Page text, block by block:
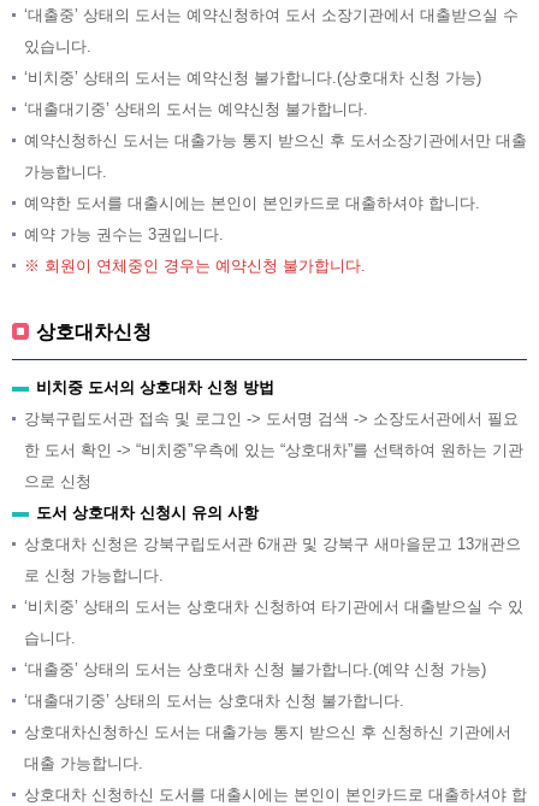
‘대출중’ 상태의 도서는 예약신청하여 도서 소장기관에서 대출받으실 수
있습니다.
‘비치중’ 상태의 도서는 예약신청 불가합니다.(상호대차 신청 가능)
‘대출대기중’ 상태의 도서는 예약신청 불가합니다.
예약신청하신 도서는 대출가능 통지 받으신 후 도서소장기관에서만 대출
가능합니다.
예약한 도서를 대출시에는 본인이 본인카드로 대출하셔야 합니다.
예약 가능 권수는 3권입니다.
※ 회원이 연체중인 경우는 예약신청 불가합니다.
상호대차신청
비치중 도서의 상호대차 신청 방법
강북구립도서관 접속 및 로그인 -> 도서명 검색 -> 소장도서관에서 필요
한 도서 확인 -> “비치중”우측에 있는 “상호대차”를 선택하여 원하는 기관
으로 신청
도서 상호대차 신청시 유의 사항
상호대차 신청은 강북구립도서관 6개관 및 강북구 새마을문고 13개관으
로 신청 가능합니다.
‘비치중’ 상태의 도서는 상호대차 신청하여 타기관에서 대출받으실 수 있
습니다.
‘대출중’ 상태의 도서는 상호대차 신청 불가합니다.(예약 신청 가능)
‘대출대기중’ 상태의 도서는 상호대차 신청 불가합니다.
상호대차신청하신 도서는 대출가능 통지 받으신 후 신청하신 기관에서
대출 가능합니다.
상호대차 신청하신 도서를 대출시에는 본인이 본인카드로 대출하셔야 합